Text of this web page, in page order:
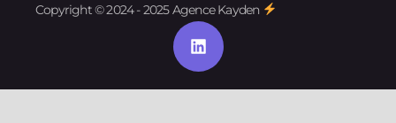
Copyright © 2024 - 2025 Agence Kayden